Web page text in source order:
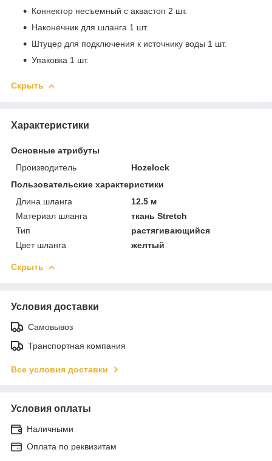
Коннектор несъемный с аквастоп 2 шт.
Наконечник для шланга 1 шт.
Штуцер для подключения к источнику воды 1 шт.
Упаковка 1 шт.
Скрыть
Характеристики
Основные атрибуты
Производитель
Hozelock
Пользовательские характеристики
Длина шланга
12.5 м
Материал шланга
ткань Stretch
Тип
растягивающийся
Цвет шланга
желтый
Скрыть
Условия доставки
Самовывоз
Транспортная компания
Все условия доставки
Условия оплаты
Наличными
Оплата по реквизитам